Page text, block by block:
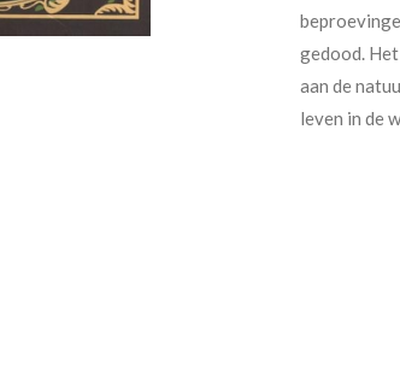
gedood.
aan de
leven in de